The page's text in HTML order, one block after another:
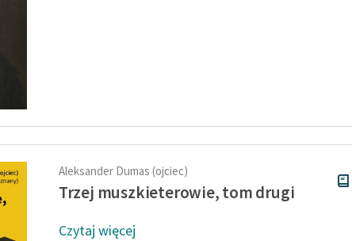
Szkoła Poezji Wolnych Lektur
Aleksander Dumas (ojciec)
Trzej muszkieterowie, tom drugi
Czytaj więcej